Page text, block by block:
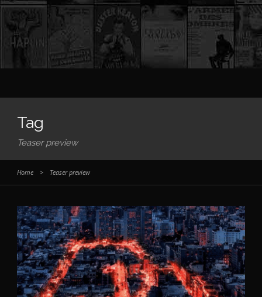
Tag
Teaser preview
Home > Teaser preview